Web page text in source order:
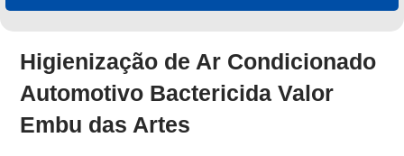
Higienização de Ar Condicionado
Automotivo Bactericida Valor
Embu das Artes